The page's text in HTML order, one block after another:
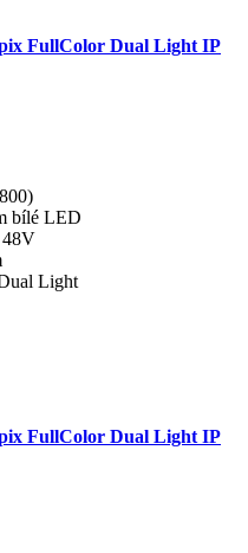
FullColor Dual Light IP
bílé LED
48V
Light
FullColor Dual Light IP